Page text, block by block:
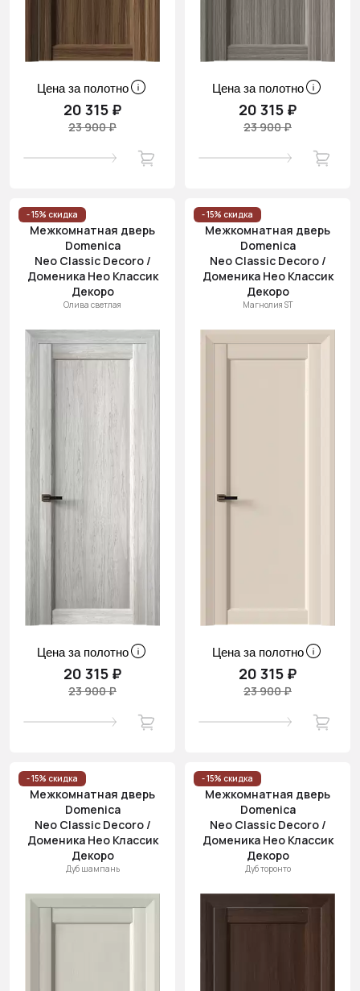
Цена за полотно
20 315 ₽
23 900 ₽
Цена за полотно
20 315 ₽
23 900 ₽
- 15% скидка
Межкомнатная дверь
Domenica
Neo Classic Decoro /
Доменика Нео Классик
Декоро
Олива светлая
Цена за полотно
20 315 ₽
23 900 ₽
- 15% скидка
Межкомнатная дверь
Domenica
Neo Classic Decoro /
Доменика Нео Классик
Декоро
Магнолия ST
Цена за полотно
20 315 ₽
23 900 ₽
- 15% скидка
Межкомнатная дверь
Domenica
Neo Classic Decoro /
Доменика Нео Классик
Декоро
Дуб шампань
- 15% скидка
Межкомнатная дверь
Domenica
Neo Classic Decoro /
Доменика Нео Классик
Декоро
Дуб торонто